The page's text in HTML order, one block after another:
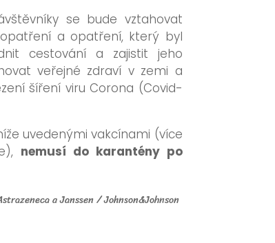
se bude vztahovat
a opatření, který byl
cestování a zajistit jeho
veřejné zdraví v zemi a
šíření viru Corona (Covid-
uvedenými vakcínami (více
nemusí do karantény po
a Janssen / Johnson&Johnson